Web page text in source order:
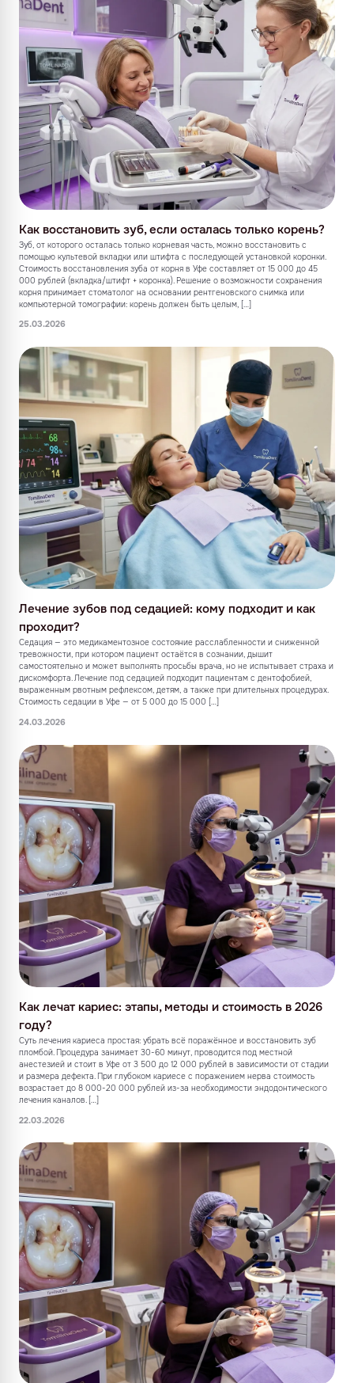
Как восстановить зуб, если осталась только корень?
Зуб, от которого осталась только корневая часть, можно восстановить с
помощью культевой вкладки или штифта с последующей установкой коронки.
Стоимость восстановления зуба от корня в Уфе составляет от 15 000 до 45
000 рублей (вкладка/штифт + коронка). Решение о возможности сохранения
корня принимает стоматолог на основании рентгеновского снимка или
компьютерной томографии: корень должен быть целым, […]
25.03.2026
Лечение зубов под седацией: кому подходит и как
проходит?
Седация — это медикаментозное состояние расслабленности и сниженной
тревожности, при котором пациент остаётся в сознании, дышит
самостоятельно и может выполнять просьбы врача, но не испытывает страха и
дискомфорта. Лечение под седацией подходит пациентам с дентофобией,
выраженным рвотным рефлексом, детям, а также при длительных процедурах.
Стоимость седации в Уфе — от 5 000 до 15 000 […]
24.03.2026
Как лечат кариес: этапы, методы и стоимость в 2026
году?
Суть лечения кариеса простая: убрать всё поражённое и восстановить зуб
пломбой. Процедура занимает 30-60 минут, проводится под местной
анестезией и стоит в Уфе от 3 500 до 12 000 рублей в зависимости от стадии
и размера дефекта. При глубоком кариесе с поражением нерва стоимость
возрастает до 8 000-20 000 рублей из-за необходимости эндодонтического
лечения каналов. […]
22.03.2026